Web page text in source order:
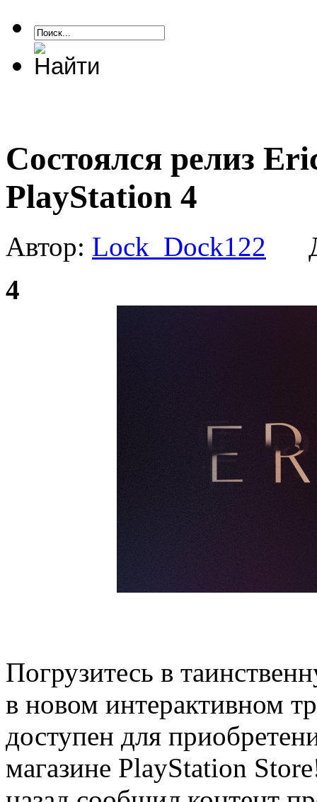
Состоялся релиз
PlayStation 4
Автор: Lock_Dock122
4
Погрузитесь в
в новом интерактивном
доступен для
магазине PlayStation